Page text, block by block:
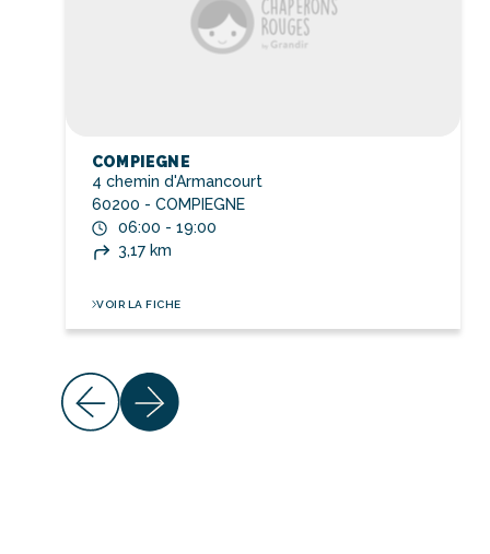
COMPIEGNE
4 chemin d'Armancourt
60200 - COMPIEGNE
06:00 - 19:00
3,17 km
VOIR LA FICHE